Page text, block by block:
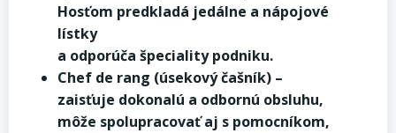
Hosťom predkladá jedálne a nápojové
lístky
a odporúča špeciality podniku.
Chef de rang (úsekový čašník) –
zaisťuje dokonalú a odbornú obsluhu,
môže spolupracovať aj s pomocníkom,